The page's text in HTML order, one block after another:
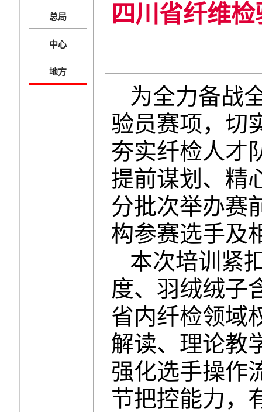
总局
中心
地方
四川省纤维
为全力备战
验员赛项，切
夯实纤检人才
提前谋划、精
分批次举办赛
构参赛选手及
本次培训紧
度、羽绒绒子
省内纤检领域
解读、理论教
强化选手操作
节把控能力，